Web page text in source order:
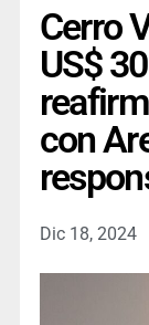
Cerro
US$
con
Dic 18, 2024